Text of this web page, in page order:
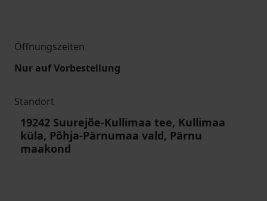
Öffnungszeiten
Nur auf Vorbestellung
Standort
19242 Suurejõe-Kullimaa tee, Kullimaa
küla, Põhja-Pärnumaa vald, Pärnu
maakond